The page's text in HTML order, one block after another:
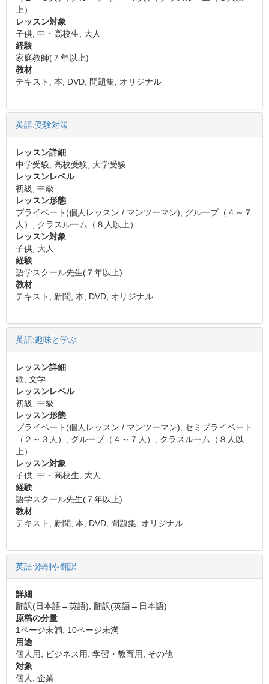
上）
レッスン対象
子供, 中・高校生, 大人
経験
家庭教師(７年以上)
教材
テキスト, 本, DVD, 問題集, オリジナル
英語:受験対策
レッスン詳細
中学受験, 高校受験, 大学受験
レッスンレベル
初級, 中級
レッスン形態
プライベート(個人レッスン / マンツーマン), グループ（４～７
人）, クラスルーム（８人以上）
レッスン対象
子供, 大人
経験
語学スクール先生(７年以上)
教材
テキスト, 新聞, 本, DVD, オリジナル
英語:趣味と学ぶ
レッスン詳細
歌, 文学
レッスンレベル
初級, 中級
レッスン形態
プライベート(個人レッスン / マンツーマン), セミプライベート
（２～３人）, グループ（４～７人）, クラスルーム（８人以
上）
レッスン対象
子供, 中・高校生, 大人
経験
語学スクール先生(７年以上)
教材
テキスト, 新聞, 本, DVD, 問題集, オリジナル
英語:添削や翻訳
詳細
翻訳(日本語→英語), 翻訳(英語→日本語)
原稿の分量
1ページ未満, 10ページ未満
用途
個人用, ビジネス用, 学習・教育用, その他
対象
個人, 企業